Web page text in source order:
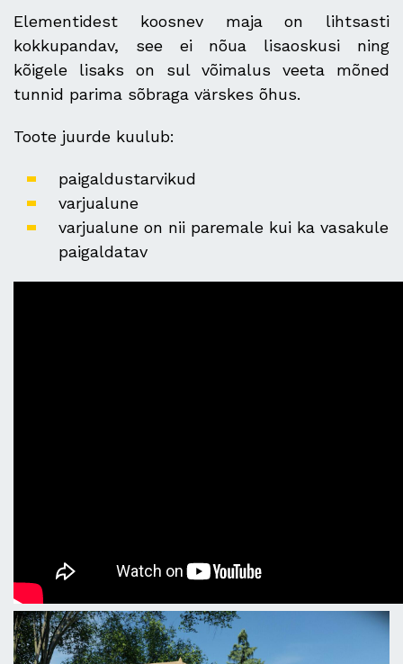
Elementidest koosnev maja on lihtsasti
kokkupandav, see ei nõua lisaoskusi ning
kõigele lisaks on sul võimalus veeta mõned
tunnid parima sõbraga värskes õhus.
Toote juurde kuulub:
paigaldustarvikud
varjualune
varjualune on nii paremale kui ka vasakule
paigaldatav